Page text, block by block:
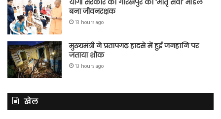
योगी सरकार का गोरखपुर का ‘मातृ सेवा’ मॉडल
बना जीवनरक्षक
13 hours ago
मुख्यमंत्री ने प्रतापगढ़ हादसे में हुई जनहानि पर
जताया शोक
13 hours ago
खेल